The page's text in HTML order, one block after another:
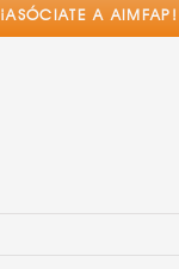
¡ASÓCIATE A AIMFAP!